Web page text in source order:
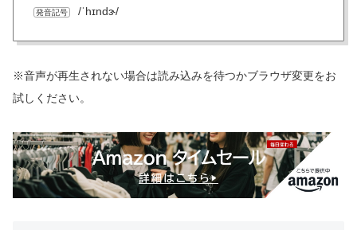
発音記号 /ˈhɪndɝ/
※音声が再生されない場合は読み込みを待つかブラウザ変更をお
試しください。